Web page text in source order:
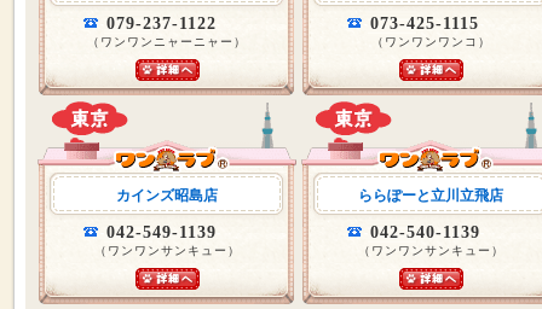
079-237-1122
（ワンワンニャーニャー）
073-425-1115
（ワンワンワンコ）
カインズ昭島店
042-549-1139
（ワンワンサンキュー）
ららぽーと立川立飛店
042-540-1139
（ワンワンサンキュー）